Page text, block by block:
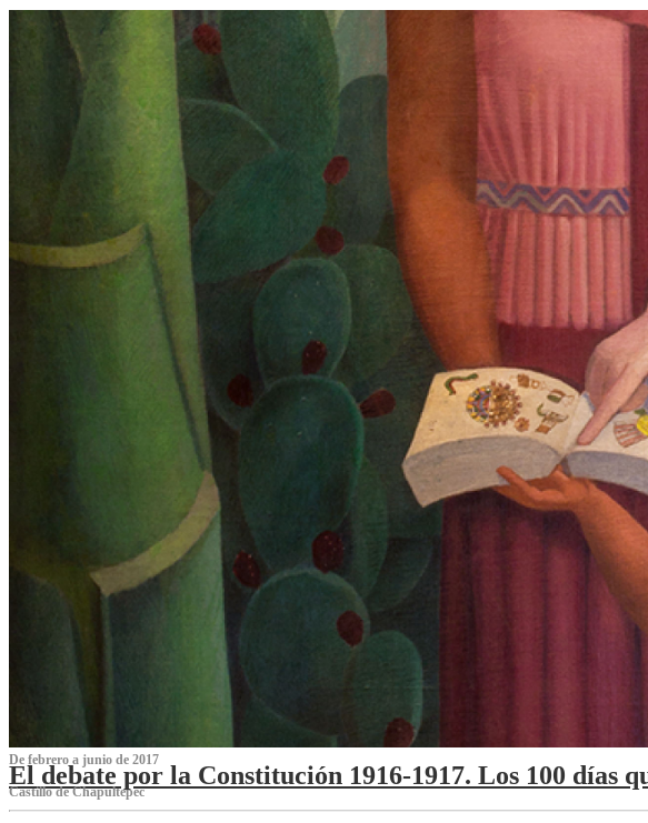
De febrero a junio de 2017
El debate por la Constitución 1916-1917. Los 100 días
Castillo de Chapultepec